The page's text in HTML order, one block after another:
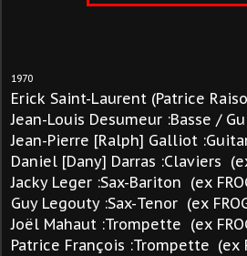
1970
Erick Saint-Laurent (Patrice
Jean-Louis Desumeur :Basse /
Jean-Pierre [Ralph] Galliot
Daniel [Dany] Darras :Claviers (ex
Jacky Leger :Sax-Bariton (ex
Guy Legouty :Sax-Tenor (ex
Joël Mahaut :Trompette (ex
Patrice François :Trompette (ex